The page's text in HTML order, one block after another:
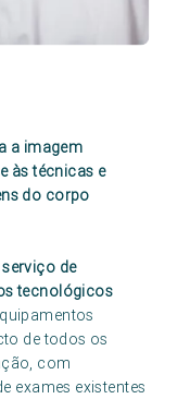
a imagem
às técnicas e
do corpo
de
tecnológicos
de todos os
com
exames existentes